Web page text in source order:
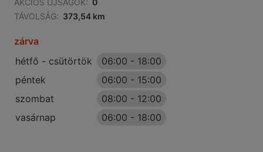
AKCIÓS ÚJSÁGOK: 0
TÁVOLSÁG: 373,54 km
zárva
hétfő - csütörtök
06:00 - 18:00
péntek
06:00 - 15:00
szombat
08:00 - 12:00
vasárnap
06:00 - 18:00